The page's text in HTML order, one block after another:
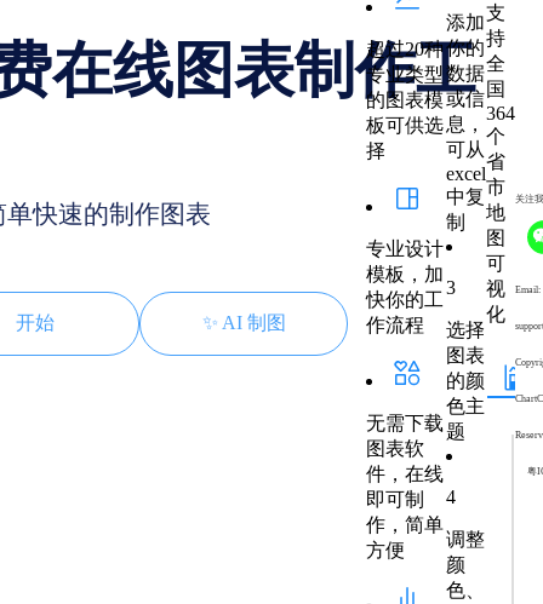
在线图表制作工
单快速的制作图表
开始 ✨ AI 制图
超过20种
专业类型
的图表模
板可供选
择
专业设计
模板，加
快你的工
作流程
无需下载
图表软
件，在线
即可制
作，简单
方便
添加
你的
数据
或信
息，
可从
excel
中复
制
3
选择
图表
的颜
色主
题
4
调整
颜
色、
支
持
全
国
364
个
省
市
地
图
可
视
化
关注
Email:
粤